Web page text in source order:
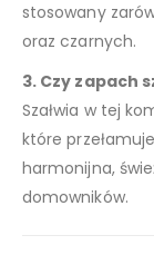
stosowany
oraz czarnych.
3. Czy zapach
Szałwia w tej
które
harmonijna,
domowników.